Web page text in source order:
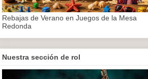
Rebajas de Verano en Juegos de la Mesa
Redonda
Nuestra sección de rol